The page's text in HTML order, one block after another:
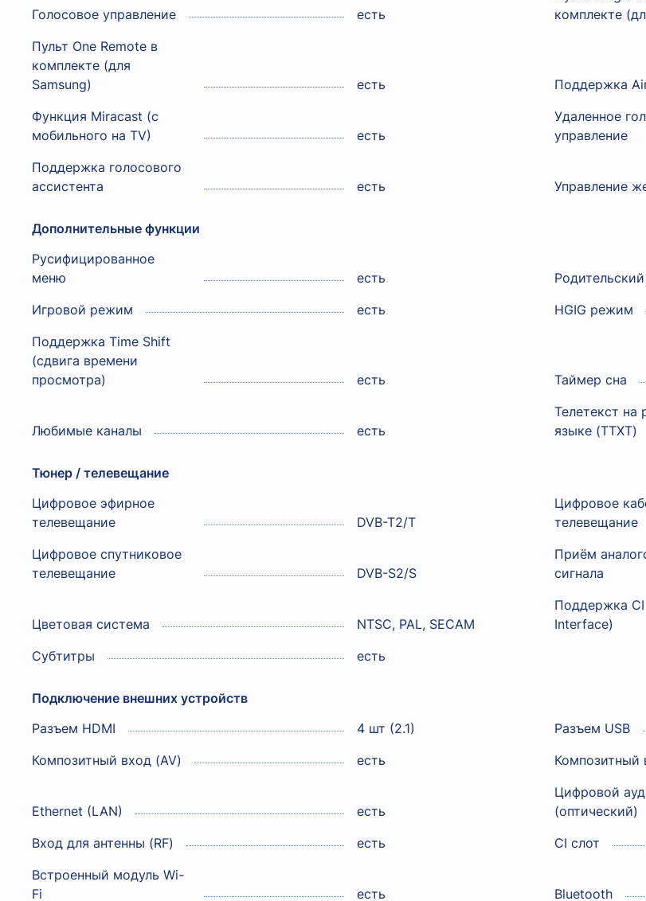
Голосовое управление есть
комплекте
Пульт One Remote в
комплекте (для
Samsung)
есть Поддержка
Функция Miracast (с
мобильного на TV)
есть
Удаленное
управление
Поддержка голосового
ассистента
есть Управление
Дополнительные функции
Русифицированное
меню
есть
Игровой режим
есть HGIG режим
Поддержка Time Shift
(сдвига времени
просмотра)
есть Таймер сна
Любимые каналы есть
Телетекст на
языке (TTXT)
Тюнер / телевещание
Цифровое эфирное
телевещание
DVB-T2/T
Цифровое
телевещание
Цифровое спутниковое
телевещание
DVB-S2/S
Приём
сигнала
Цветовая система NTSC, PAL, SECAM
Поддержка
Interface)
Субтитры
есть
Подключение внешних устройств
Разъем HDMI
4 шт (2.1) Разъем USB
Композитный вход (AV)
есть Композитный
Ethernet (LAN) есть
Цифровой
(оптический)
Вход для антенны (RF)
есть CI слот
Встроенный модуль Wi-
Fi
есть Bluetooth